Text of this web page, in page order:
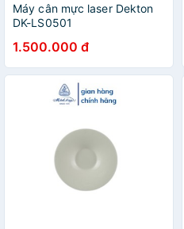
Máy cân mực laser Dekton
DK-LS0501
1.500.000 đ